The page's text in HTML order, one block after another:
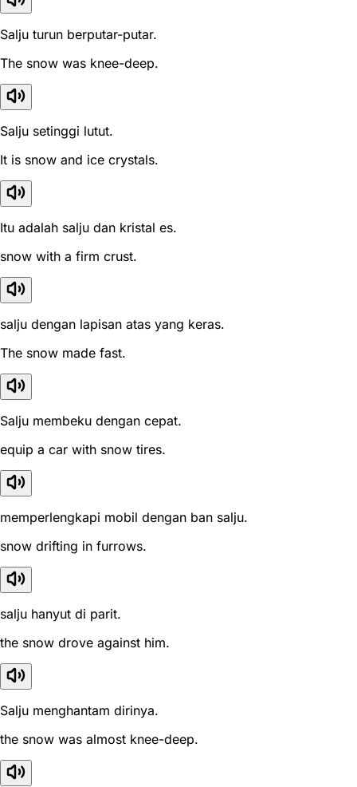
Salju turun berputar-putar.
The snow was knee-deep.
Salju setinggi lutut.
It is snow and ice crystals.
Itu adalah salju dan kristal es.
snow with a firm crust.
salju dengan lapisan atas yang keras.
The snow made fast.
Salju membeku dengan cepat.
equip a car with snow tires.
memperlengkapi mobil dengan ban salju.
snow drifting in furrows.
salju hanyut di parit.
the snow drove against him.
Salju menghantam dirinya.
the snow was almost knee-deep.